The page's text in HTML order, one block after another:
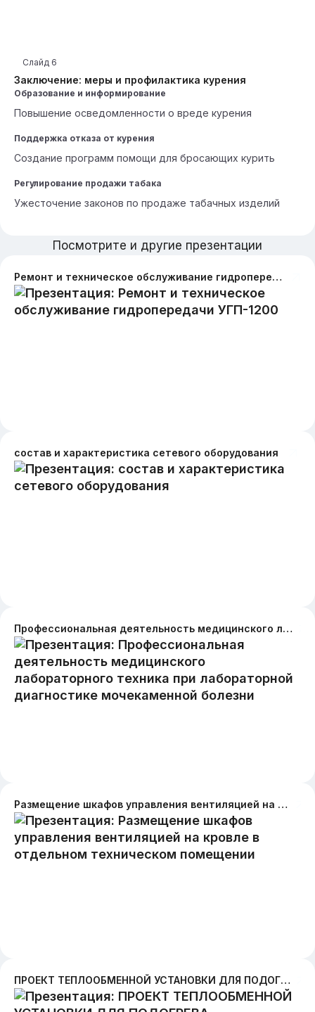
Заключение: меры и профилактика курения
Слайд 6
Образование и информирование
Повышение осведомленности о вреде курения
Поддержка отказа от курения
Создание программ помощи для бросающих курить
Регулирование продажи табака
Ужесточение законов по продаже табачных изделий
Посмотрите и другие презентации
Ремонт и техническое обслуживание гидропередачи УГП-1200
состав и характеристика сетевого оборудования
Профессиональная деятельность медицинского лабораторного техника при лабораторной диагностике мочекаменной болезни
Размещение шкафов управления вентиляцией на кровле в отдельном техническом помещении
ПРОЕКТ ТЕПЛООБМЕННОЙ УСТАНОВКИ ДЛЯ ПОДОГРЕВА ТЕПЛОНОСИТЕЛЯ МТ С ПАРАМЕТРАМИ 110/20 °С